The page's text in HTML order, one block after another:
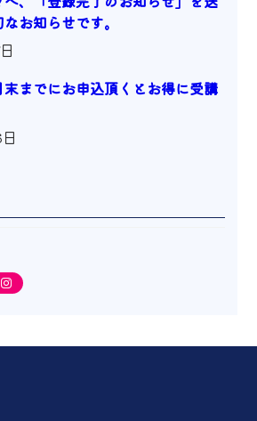
お知らせです。
までにお申込頂くとお得に受講
Instagram